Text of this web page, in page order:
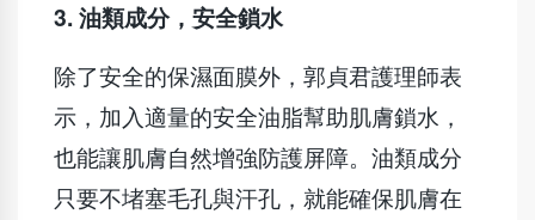
3.油類成分，安全鎖水
除了安全的保濕面膜外，郭貞君護理師表
示，加入適量的安全油脂幫助肌膚鎖水，
也能讓肌膚自然增強防護屏障。油類成分
只要不堵塞毛孔與汗孔，就能確保肌膚在